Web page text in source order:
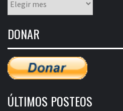
mensual
entradas
DONAR
ÚLTIMOS POSTEOS